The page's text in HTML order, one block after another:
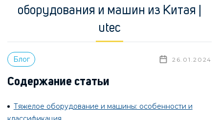
оборудования и машин из Китая |
utec
Блог 26.01.2024
Содержание статьи
Тяжелое оборудование и машины: особенности и